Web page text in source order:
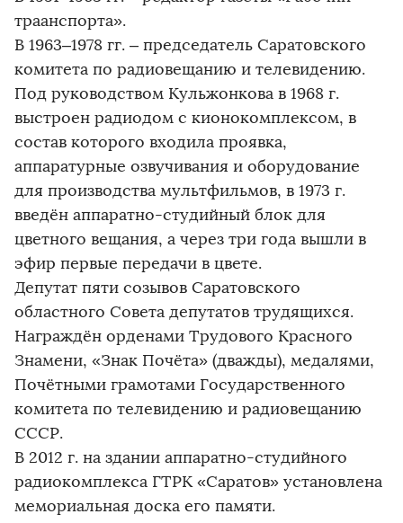
траанспорта».
В 1963–1978 гг. – председатель Саратовского
комитета по радиовещанию и телевидению.
Под руководством Кульжонкова в 1968 г.
выстроен радиодом с кионокомплексом, в
состав которого входила проявка,
аппаратурные озвучивания и оборудование
для производства мультфильмов, в 1973 г.
введён аппаратно-студийный блок для
цветного вещания, а через три года вышли в
эфир первые передачи в цвете.
Депутат пяти созывов Саратовского
областного Совета депутатов трудящихся.
Награждён орденами Трудового Красного
Знамени, «Знак Почёта» (дважды), медалями,
Почётными грамотами Государственного
комитета по телевидению и радиовещанию
СССР.
В 2012 г. на здании аппаратно-студийного
радиокомплекса ГТРК «Саратов» установлена
мемориальная доска его памяти.